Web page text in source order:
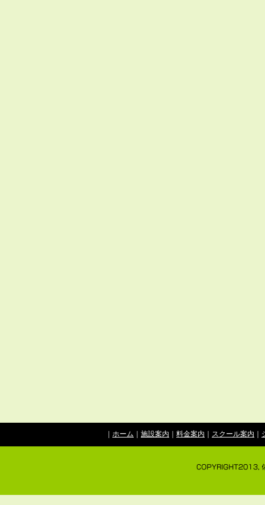
ホーム 施設案内 料金案内 スクール案内